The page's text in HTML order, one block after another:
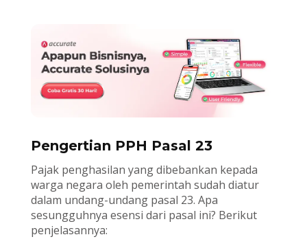
Pengertian PPH Pasal 23
Pajak penghasilan yang dibebankan kepada
warga negara oleh pemerintah sudah diatur
dalam undang-undang pasal 23. Apa
sesungguhnya esensi dari pasal ini? Berikut
penjelasannya: